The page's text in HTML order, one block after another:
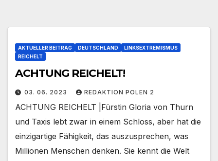
AKTUELLER BEITRAG DEUTSCHLAND
LINKSEXTREMISMUS
REICHELT
ACHTUNG REICHELT!
03. 06. 2023 REDAKTION POLEN 2
ACHTUNG REICHELT |Fürstin Gloria von Thurn
und Taxis lebt zwar in einem Schloss, aber hat die
einzigartige Fähigkeit, das auszusprechen, was
Millionen Menschen denken. Sie kennt die Welt